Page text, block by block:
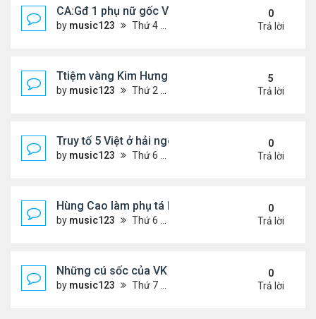
CA:Gđ 1 phụ nữ gốc Việt tử vong tại nhà riêng
by music123 Thứ 4 Tháng 10 22, 2025 5:05 pm
0
Trả lời
Ttiệm vàng Kim Hưng phẫn uất sau vụ cướp
by music123 Thứ 2 Tháng 9 08, 2025 11:54 am
5
Trả lời
Truy tố 5 Việt ở hải ngoại chống chính quyền nhân
by music123 Thứ 6 Tháng 10 03, 2025 6:23 pm
0
Trả lời
Hùng Cao làm phụ tá bộ trưởngHải Quân
by music123 Thứ 6 Tháng 10 03, 2025 6:01 pm
0
Trả lời
Những cú sốc của VK về nước làm việc
by music123 Thứ 7 Tháng 9 27, 2025 2:29 pm
0
Trả lời